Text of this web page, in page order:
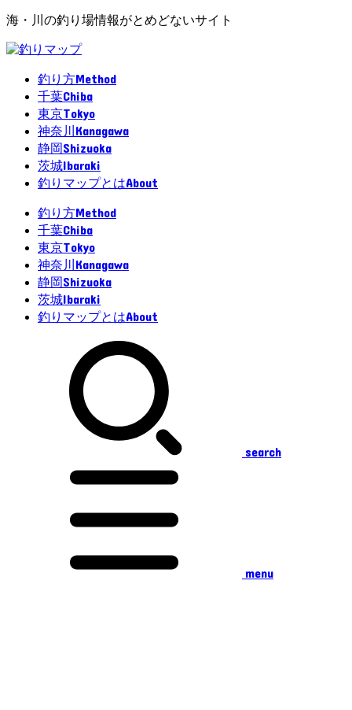
海・川の釣り場情報がとめどないサイト
釣り方Method
千葉Chiba
東京Tokyo
神奈川 Kanagawa
静岡Shizuoka
茨城Ibaraki
釣りマップとはAbout
釣り方Method
千葉Chiba
東京Tokyo
神奈川 Kanagawa
静岡Shizuoka
茨城Ibaraki
釣りマップとはAbout
search
menu